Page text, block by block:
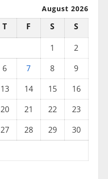
August 2026
T F S
S
1
2
6 7 8
9
13 14 15
16
20 21 22
23
27 28 29
30